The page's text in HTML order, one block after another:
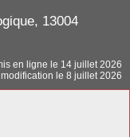
13004
en ligne le 14 juillet 2026
le 8 juillet 2026